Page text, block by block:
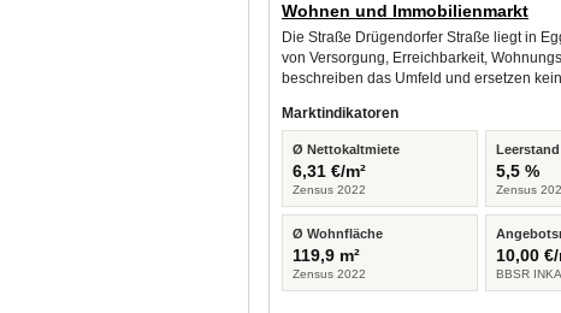
Wohnen und Immobilienmarkt
Die Straße Drügendorfer Straße liegt in
von Versorgung, Erreichbarkeit,
beschreiben das Umfeld und ersetzen
Marktindikatoren
Ø Nettokaltmiete
6,31 €/m²
Zensus 2022
Leerstand
5,5 %
Zensus
Ø Wohnfläche
119,9 m²
Zensus 2022
10,00 €/
BBSR